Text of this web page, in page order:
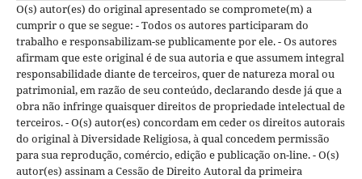
O(s) autor(es) do original apresentado se compromete(m) a
cumprir o que se segue: - Todos os autores participaram do
trabalho e responsabilizam-se publicamente por ele. - Os autores
afirmam que este original é de sua autoria e que assumem integral
responsabilidade diante de terceiros, quer de natureza moral ou
patrimonial, em razão de seu conteúdo, declarando desde já que a
obra não infringe quaisquer direitos de propriedade intelectual de
terceiros. - O(s) autor(es) concordam em ceder os direitos autorais
do original à Diversidade Religiosa, à qual concedem permissão
para sua reprodução, comércio, edição e publicação on-line. - O(s)
autor(es) assinam a Cessão de Direito Autoral da primeira